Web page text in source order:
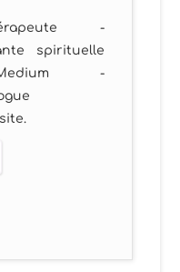
-
spirituelle
-